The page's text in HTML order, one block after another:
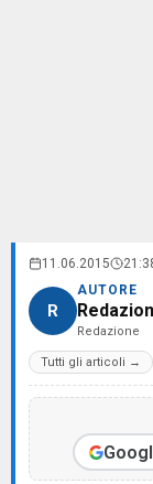
11.06.2015
R
AUTORE
Redazione
Tutti gli articoli →